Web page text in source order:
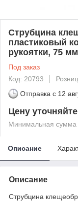
Струбцина
пластиковый
рукоятки, 75
Под заказ
Код: 20793
Отправка с 12
Цену уточняйте
Минимальная сумма
Описание
Описание
Струбцина